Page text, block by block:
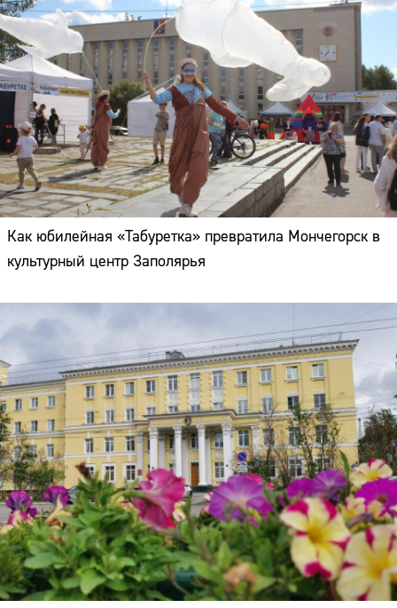
Как юбилейная «Табуретка» превратила Мончегорск в
культурный центр Заполярья